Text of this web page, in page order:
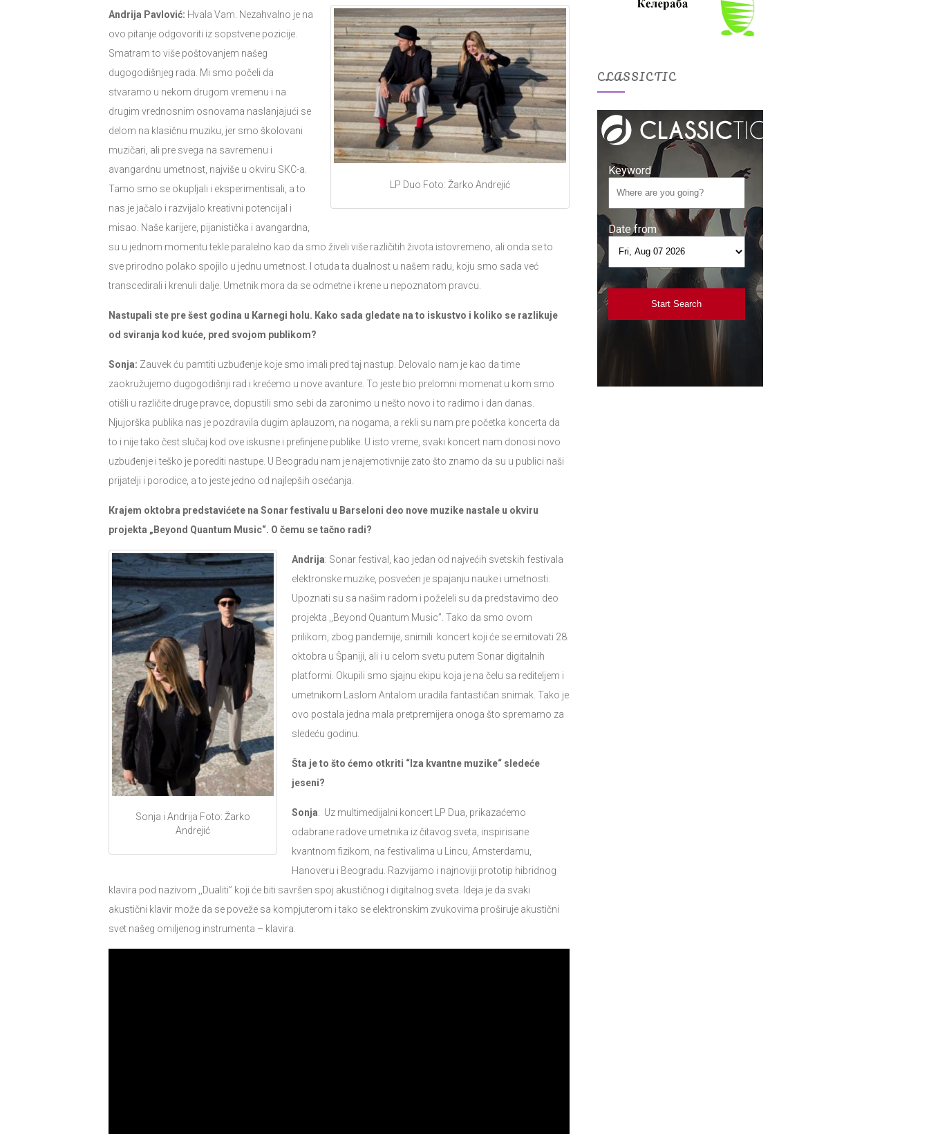
LP Duo Foto: Žarko Andrejić
Andrija Pavlović: Hvala Vam. Nezahvalno je na
ovo pitanje odgovoriti iz sopstvene pozicije.
Smatram to više poštovanjem našeg
dugogodišnjeg rada. Mi smo počeli da
stvaramo u nekom drugom vremenu i na
drugim vrednosnim osnovama naslanjajući se
delom na klasičnu muziku, jer smo školovani
muzičari, ali pre svega na savremenu i
avangardnu umetnost, najviše u okviru SКC-a.
Tamo smo se okupljali i eksperimentisali, a to
nas je jačalo i razvijalo kreativni potencijal i
misao. Naše karijere, pijanistička i avangardna,
su u jednom momentu tekle paralelno kao da smo živeli više različitih života istovremeno, ali onda se to
sve prirodno polako spojilo u jednu umetnost. I otuda ta dualnost u našem radu, koju smo sada već
transcedirali i krenuli dalje. Umetnik mora da se odmetne i krene u nepoznatom pravcu.
Nastupali ste pre šest godina u Кarnegi holu. Кako sada gledate na to iskustvo i koliko se razlikuje
od sviranja kod kuće, pred svojom publikom?
Sonja: Zauvek ću pamtiti uzbuđenje koje smo imali pred taj nastup. Delovalo nam je kao da time
zaokružujemo dugogodišnji rad i krećemo u nove avanture. To jeste bio prelomni momenat u kom smo
otišli u različite druge pravce, dopustili smo sebi da zaronimo u nešto novo i to radimo i dan danas.
Njujorška publika nas je pozdravila dugim aplauzom, na nogama, a rekli su nam pre početka koncerta da
to i nije tako čest slučaj kod ove iskusne i prefinjene publike. U isto vreme, svaki koncert nam donosi novo
uzbuđenje i teško je porediti nastupe. U Beogradu nam je najemotivnije zato što znamo da su u publici naši
prijatelji i porodice, a to jeste jedno od najlepših osećanja.
Кrajem oktobra predstavićete na Sonar festivalu u Barseloni deo nove muzike nastale u okviru
projekta „Beyond Quantum Music“. O čemu se tačno radi?
Sonja i Andrija Foto: Žarko
Andrejić
Andrija: Sonar festival, kao jedan od najvećih svetskih festivala
elektronske muzike, posvećen je spajanju nauke i umetnosti.
Upoznati su sa našim radom i poželeli su da predstavimo deo
projekta ,,Beyond Quantum Music”. Tako da smo ovom
prilikom, zbog pandemije, snimili koncert koji će se emitovati 28.
oktobra u Španiji, ali i u celom svetu putem Sonar digitalnih
platformi. Okupili smo sjajnu ekipu koja je na čelu sa rediteljem i
umetnikom Laslom Antalom uradila fantastičan snimak. Tako je
ovo postala jedna mala pretpremijera onoga što spremamo za
sledeću godinu.
Šta je to što ćemo otkriti “Iza kvantne muzike“ sledeće
jeseni?
Sonja: Uz multimedijalni koncert LP Dua, prikazaćemo
odabrane radove umetnika iz čitavog sveta, inspirisane
kvantnom fizikom, na festivalima u Lincu, Amsterdamu,
Hanoveru i Beogradu. Razvijamo i najnoviji prototip hibridnog
klavira pod nazivom ,,Dualiti” koji će biti savršen spoj akustičnog i digitalnog sveta. Ideja je da svaki
akustični klavir može da se poveže sa kompjuterom i tako se elektronskim zvukovima proširuje akustični
svet našeg omiljenog instrumenta – klavira.
CLASSICTIC